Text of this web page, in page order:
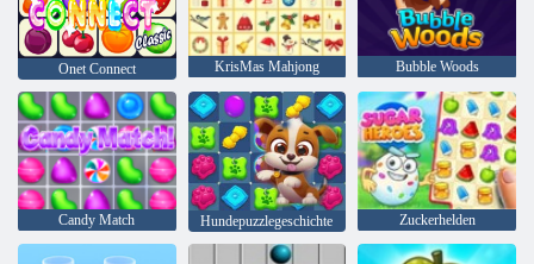
Onet Connect KrisMas Mahjong Bubble Woods
Candy Match Hundepuzzlegeschichte Zuckerhelden